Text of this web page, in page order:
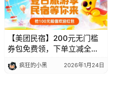
【美团民宿】200元无门槛
券包免费领，下单立减全国
可用限时抢
疯狂的小黑 2026年1月24日